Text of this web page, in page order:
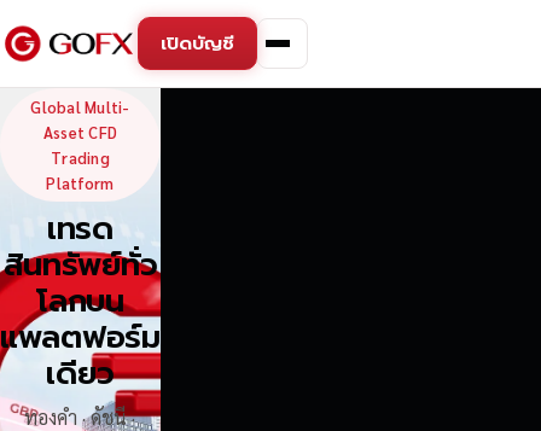
เปิดบัญชี
GoFX — Global Multi-
Global Multi-
Asset CFD
Trading
Platform
เทรด
สินทรัพย์ทั่ว
โลกบน
แพลตฟอร์ม
เดียว
ทองคำ · ดัชนี ·